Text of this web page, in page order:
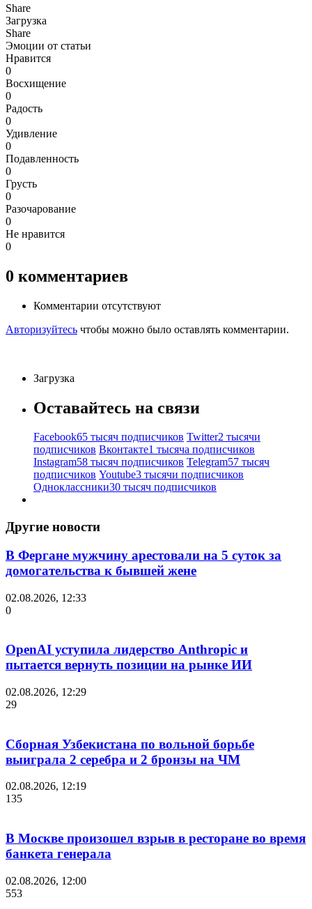
Share
Загрузка
Share
Эмоции от статьи
Нравится
0
Восхищение
0
Радость
0
Удивление
0
Подавленность
0
Грусть
0
Разочарование
0
Не нравится
0
0 комментариев
Комментарии отсутствуют
Авторизуйтесь чтобы можно было оставлять комментарии.
Загрузка
Оставайтесь на связи
Facebook65 тысяч подписчиков Twitter2 тысячи
подписчиков Вконтакте1 тысяча подписчиков
Instagram58 тысяч подписчиков Telegram57 тысяч
подписчиков Youtube3 тысячи подписчиков
Одноклассники30 тысяч подписчиков
Другие новости
В Фергане мужчину арестовали на 5 суток за
домогательства к бывшей жене
02.08.2026, 12:33
0
OpenAI уступила лидерство Anthropic и
пытается вернуть позиции на рынке ИИ
02.08.2026, 12:29
29
Сборная Узбекистана по вольной борьбе
выиграла 2 серебра и 2 бронзы на ЧМ
02.08.2026, 12:19
135
В Москве произошел взрыв в ресторане во время
банкета генерала
02.08.2026, 12:00
553